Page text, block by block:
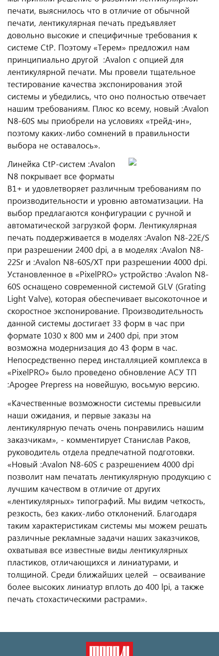
печати, выяснилось что в отличие от обычной
печати, лентикулярная печать предъявляет
довольно высокие и специфичные требования к
системе CtP. Поэтому «Терем» предложил нам
принципиально другой :Avalon с опцией для
лентикулярной печати. Мы провели тщательное
тестирование качества экспонирования этой
системы и убедились, что оно полностью отвечает
нашим требованиям. Плюс ко всему, новый :Avalon
N8-60S мы приобрели на условиях «трейд-ин»,
поэтому каких-либо сомнений в правильности
выбора не оставалось».
Линейка CtP-систем :Avalon
N8 покрывает все форматы
B1+ и удовлетворяет различным требованиям по
производительности и уровню автоматизации. На
выбор предлагаются конфигурации с ручной и
автоматической загрузкой форм. Лентикулярная
печать поддерживается в моделях :Avalon N8-22E/S
при разрешении 2400 dpi, а в моделях :Avalon N8-
22Sr и :Avalon N8-60S/XT при разрешении 4000 dpi.
Установленное в «PixelPRO» устройство :Avalon N8-
60S оснащено современной системой GLV (Grating
Light Valve), которая обеспечивает высокоточное и
скоростное экспонирование. Производительность
данной системы достигает 33 форм в час при
формате 1030 х 800 мм и 2400 dpi, при этом
возможна модернизация до 43 форм в час.
Непосредственно перед инсталляцией комплекса в
«PixelPRO» было проведено обновление АСУ ТП
:Apogee Prepress на новейшую, восьмую версию.
«Качественные возможности системы превысили
наши ожидания, и первые заказы на
лентикулярную печать очень понравились нашим
заказчикам», - комментирует Станислав Раков,
руководитель отдела предпечатной подготовки.
«Новый :Avalon N8-60S с разрешением 4000 dpi
позволит нам печатать лентикулярную продукцию с
лучшим качеством в отличие от других
«лентикулярных» типографий. Мы видим четкость,
резкость, без каких-либо отклонений. Благодаря
таким характеристикам системы мы можем решать
различные рекламные задачи наших заказчиков,
охватывая все известные виды лентикулярных
пластиков, отличающихся и линиатурами, и
толщиной. Среди ближайших целей – осваивание
более высоких линиатур вплоть до 400 lpi, а также
печать стохастическими растрами».